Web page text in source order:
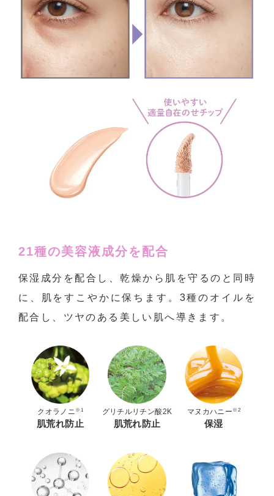
21種の美容液成分を配合
保湿成分を配合し、乾燥から肌を守るのと同時
に、肌をすこやかに保ちます。3種のオイルを
配合し、ツヤのある美しい肌へ導きます。
クオラノニ ※1
肌荒れ防止
グリチルリチン酸2K
肌荒れ防止
マヌカハニー ※2
保湿